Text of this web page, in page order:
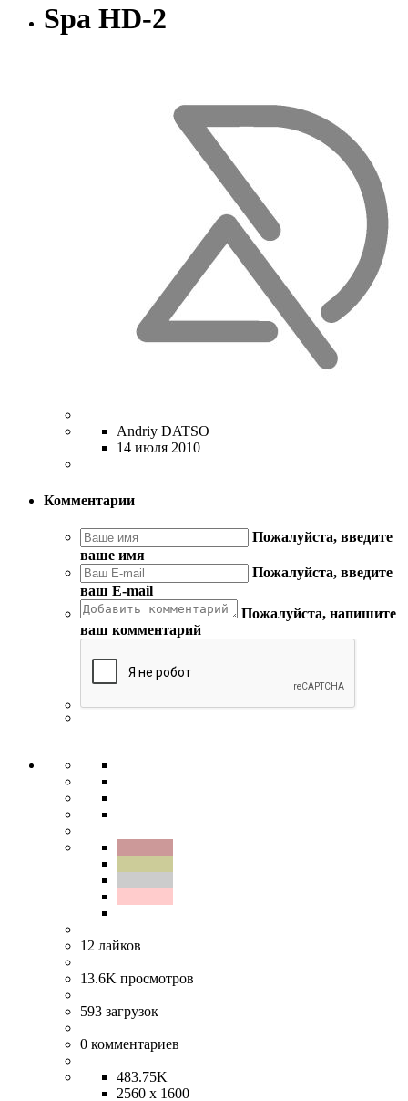
Spa HD-2
Andriy DATSO
14 июля 2010
Комментарии
Пожалуйста, введите
ваше имя
Пожалуйста, введите
ваш E-mail
Пожалуйста, напишите
ваш комментарий
12 лайков
13.6K просмотров
593 загрузок
0 комментариев
483.75K
2560 x 1600